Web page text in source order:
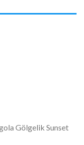
Gölgelik Sunset